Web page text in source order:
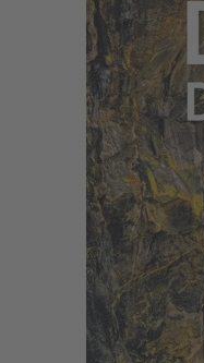
Zum Anfang der
Die Reise
245 spektakuläre Ziele
Vorzugspreis für
Zum Warenkorb hinzufügen